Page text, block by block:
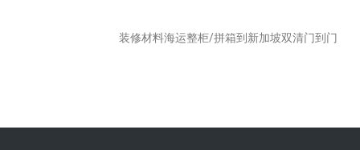
装修材料海运整柜/拼箱到新加坡双清门到门